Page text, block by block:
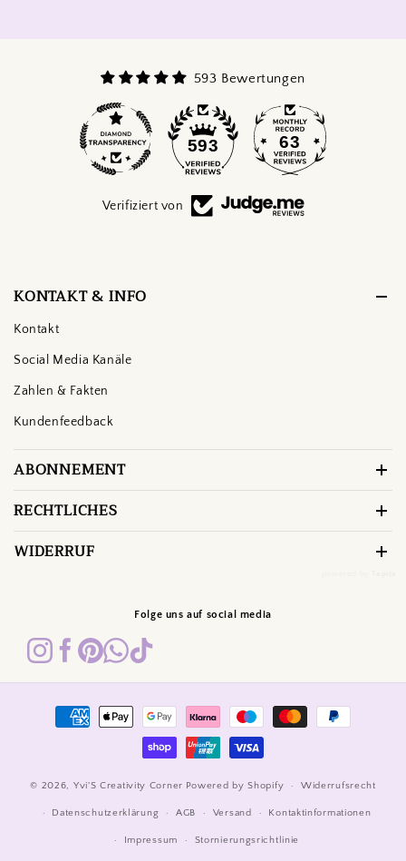
593 Bewertungen
593 63
Verifiziert von
KONTAKT & INFO
Kontakt
Social Media Kanäle
Zahlen & Fakten
Kundenfeedback
ABONNEMENT
RECHTLICHES
WIDERRUF
Folge uns auf social media
Zahlungsmethoden
© 2026, Yvi'S Creativity Corner Powered by Shopify Widerrufsrecht
Datenschutzerklärung AGB Versand Kontaktinformationen
Impressum Stornierungsrichtlinie